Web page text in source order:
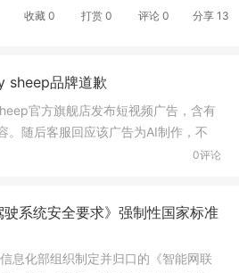
收藏 0 打赏 0 评论 0 分享 13
sheep品牌道歉
官方旗舰店发布短视频广告，含有
。随后客服回应该广告为AI制作，不
0评论
驶系统安全要求》强制性国家标准
息化部组织制定并归口的《智能网联